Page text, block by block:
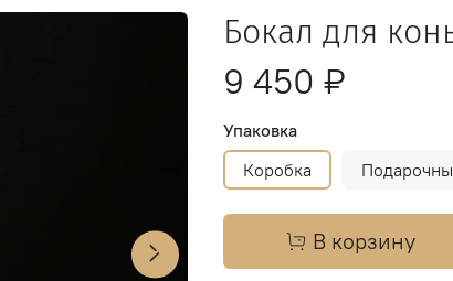
Бокал для
9 450 ₽
Упаковка
Коробка
В корзину